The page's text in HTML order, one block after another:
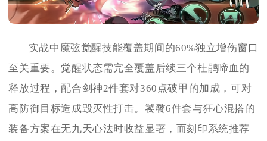
实战中魔弦觉醒技能覆盖期间的60%独立增伤窗口
至关重要。觉醒状态需完全覆盖后续三个杜鹃啼血的
释放过程，配合剑神2件套对360点破甲的加成，可对
高防御目标造成毁灭性打击。饕餮6件套与狂心混搭的
装备方案在无九天心法时收益显著，而刻印系统推荐